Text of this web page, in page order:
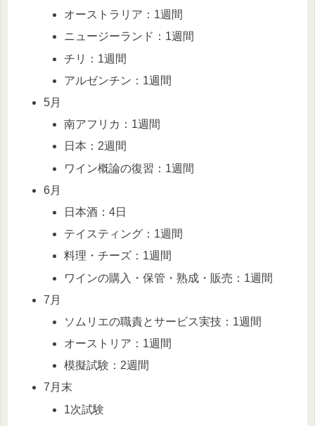
オーストラリア：1週間
ニュージーランド：1週間
チリ：1週間
アルゼンチン：1週間
5月
南アフリカ：1週間
日本：2週間
ワイン概論の復習：1週間
6月
日本酒：4日
テイスティング：1週間
料理・チーズ：1週間
ワインの購入・保管・熟成・販売：1週間
7月
ソムリエの職責とサービス実技：1週間
オーストリア：1週間
模擬試験：2週間
7月末
1次試験